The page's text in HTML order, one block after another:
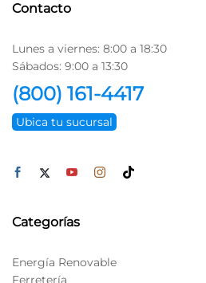
Contacto
Lunes a viernes: 8:00 a 18:30
Sábados: 9:00 a 13:30
(800) 161-4417
Ubica tu sucursal
Categorías
Energía Renovable
Ferretería